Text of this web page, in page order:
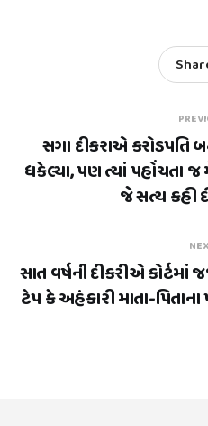
સગા દીકરાએ કરોડપતિ
ધકેલ્યા, પણ ત્યાં પહોંચતા
જે સત્ય કહી
સાત વર્ષની દીકરીએ
ટેપ કે અહંકારી માતા-